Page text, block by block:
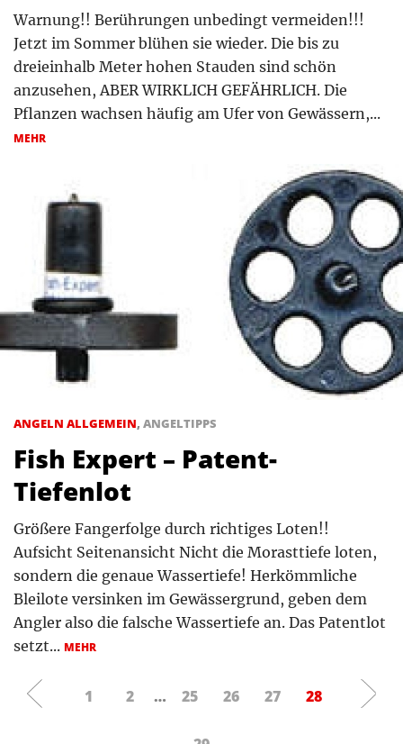
Warnung!! Berührungen unbedingt vermeiden!!!
Jetzt im Sommer blühen sie wieder. Die bis zu
dreieinhalb Meter hohen Stauden sind schön
anzusehen, ABER WIRKLICH GEFÄHRLICH. Die
Pflanzen wachsen häufig am Ufer von Gewässern,...
MEHR
ANGELN ALLGEMEIN, ANGELTIPPS
Fish Expert – Patent-
Tiefenlot
Größere Fangerfolge durch richtiges Loten!!
Aufsicht Seitenansicht Nicht die Morasttiefe loten,
sondern die genaue Wassertiefe! Herkömmliche
Bleilote versinken im Gewässergrund, geben dem
Angler also die falsche Wassertiefe an. Das Patentlot
setzt... MEHR
1 2 … 25 26 27 28